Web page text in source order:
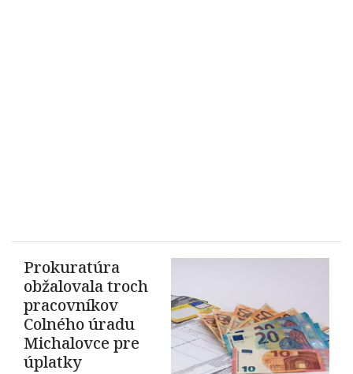
Prokuratúra
obžalovala troch
pracovníkov
Colného úradu
Michalovce pre
úplatky